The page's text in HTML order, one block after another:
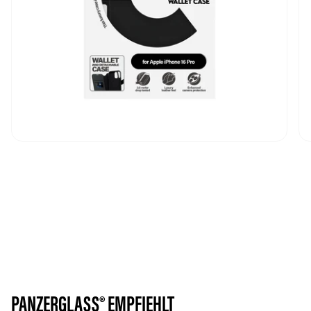
PANZERGLASS® EMPFIEHLT